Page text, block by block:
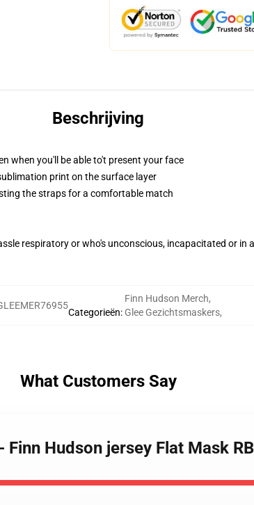
Beschrijving
when you'll be able to't present your face
print on the surface layer
the straps for a comfortable match
respiratory or who's unconscious, incapacitated or in
Categorieën:
Finn Hudson Merch,
Glee Gezichtsmaskers,
What Customers Say
Hudson jersey Flat Mask